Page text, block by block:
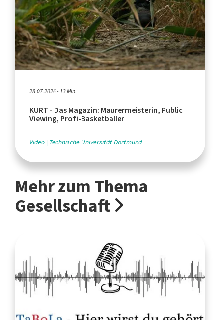
28.07.2026 - 13 Min.
KURT - Das Magazin: Maurermeisterin, Public
Viewing, Profi-Basketballer
Video Technische Universität Dortmund
Mehr zum Thema
Gesellschaft